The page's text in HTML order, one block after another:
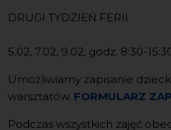
DRUGI TYDZIEŃ FERII
5.02, 7.02, 9.02, godz. 8:30-
Umożliwiamy zapisanie
warsztatów. FORMULARZ
Podczas wszystkich zajęć